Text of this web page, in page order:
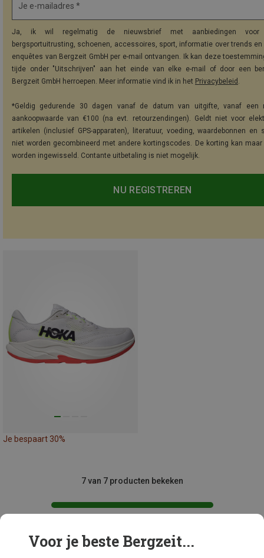
Je e-mailadres *
Ja, ik wil regelmatig de nieuwsbrief met aanbiedingen voor
bergsportuitrusting, schoenen, accessoires, sport, informatie over trends
enquêtes van Bergzeit GmbH per e-mail ontvangen. Ik kan deze
tijde onder "Uitschrijven" aan het einde van elke e-mail of door een
Bergzeit GmbH herroepen. Meer informatie vind ik in het Privacybeleid .
*Geldig gedurende 30 dagen vanaf de datum van uitgifte, vanaf een
aankoopwaarde van €100 (na evt. retourzendingen). Geldt niet voor
artikelen (inclusief GPS-apparaten), literatuur, voeding, waardebonnen en
niet worden gecombineerd met andere kortingscodes. De korting kan maar
worden ingewisseld. Contante uitbetaling is niet mogelijk.
NU REGISTREREN
Je bespaart 30%
7 van 7 producten bekeken
Voor je beste Bergzeit...